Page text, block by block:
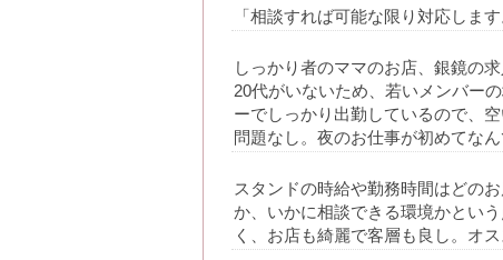
「相談すれば可能な限り対応します
しっかり者のママのお店、銀鏡の
20代がいないため、若いメンバー
ーでしっかり出勤しているので、
問題なし。夜のお仕事が初めてな
スタンドの時給や勤務時間はどの
か、いかに相談できる環境かとい
く、お店も綺麗で客層も良し。オス